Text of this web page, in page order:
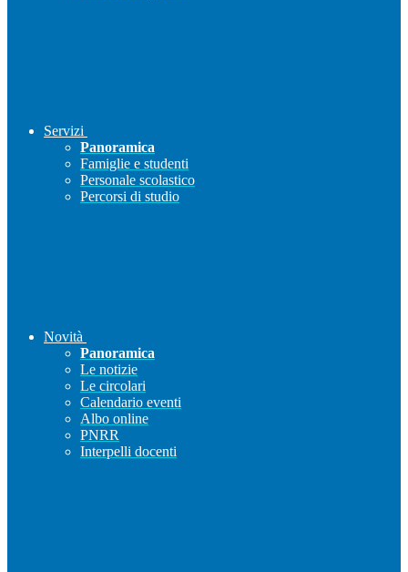
Servizi
Panoramica
Famiglie e studenti
Personale scolastico
Percorsi di studio
Novità
Panoramica
Le notizie
Le circolari
Calendario eventi
Albo online
PNRR
Interpelli docenti